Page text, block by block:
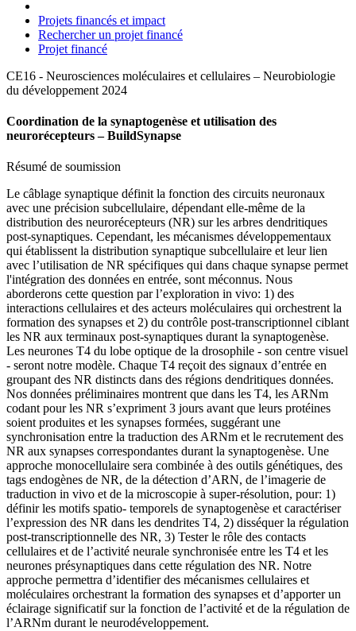
Projets financés et impact
Rechercher un projet financé
Projet financé
CE16 - Neurosciences moléculaires et cellulaires – Neurobiologie
du développement 2024
Coordination de la synaptogenèse et utilisation des
neurorécepteurs – BuildSynapse
Résumé de soumission
Le câblage synaptique définit la fonction des circuits neuronaux
avec une précision subcellulaire, dépendant elle-même de la
distribution des neurorécepteurs (NR) sur les arbres dendritiques
post-synaptiques. Cependant, les mécanismes développementaux
qui établissent la distribution synaptique subcellulaire et leur lien
avec l’utilisation de NR spécifiques qui dans chaque synapse permet
l'intégration des données en entrée, sont méconnus. Nous
aborderons cette question par l’exploration in vivo: 1) des
interactions cellulaires et des acteurs moléculaires qui orchestrent la
formation des synapses et 2) du contrôle post-transcriptionnel ciblant
les NR aux terminaux post-synaptiques durant la synaptogenèse.
Les neurones T4 du lobe optique de la drosophile - son centre visuel
- seront notre modèle. Chaque T4 reçoit des signaux d’entrée en
groupant des NR distincts dans des régions dendritiques données.
Nos données préliminaires montrent que dans les T4, les ARNm
codant pour les NR s’expriment 3 jours avant que leurs protéines
soient produites et les synapses formées, suggérant une
synchronisation entre la traduction des ARNm et le recrutement des
NR aux synapses correspondantes durant la synaptogenèse. Une
approche monocellulaire sera combinée à des outils génétiques, des
tags endogènes de NR, de la détection d’ARN, de l’imagerie de
traduction in vivo et de la microscopie à super-résolution, pour: 1)
définir les motifs spatio- temporels de synaptogenèse et caractériser
l’expression des NR dans les dendrites T4, 2) disséquer la régulation
post-transcriptionnelle des NR, 3) Tester le rôle des contacts
cellulaires et de l’activité neurale synchronisée entre les T4 et les
neurones présynaptiques dans cette régulation des NR. Notre
approche permettra d’identifier des mécanismes cellulaires et
moléculaires orchestrant la formation des synapses et d’apporter un
éclairage significatif sur la fonction de l’activité et de la régulation de
l’ARNm durant le neurodéveloppement.